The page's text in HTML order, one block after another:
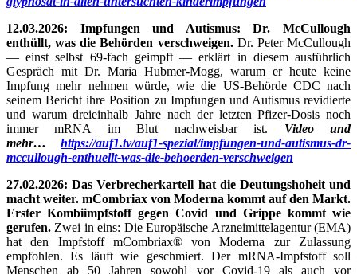
12.03.2026: Impfungen und Autismus: Dr. McCullough
enthüllt, was die Behörden verschweigen. Dr. Peter McCullough
— einst selbst 69-fach geimpft — erklärt in diesem ausführlich
Gespräch mit Dr. Maria Hubmer-Mogg, warum er heute keine
Impfung mehr nehmen würde, wie die US-Behörde CDC nach
seinem Bericht ihre Position zu Impfungen und Autismus revidierte
und warum dreieinhalb Jahre nach der letzten Pfizer-Dosis noch
immer mRNA im Blut nachweisbar ist. Video und
mehr… https://auf1.tv/auf1-spezial/impfungen-und-autismus-dr-
mccullough-enthuellt-was-die-behoerden-verschweigen
27.02.2026: Das Verbrecherkartell hat die Deutungshoheit und
macht weiter. mCombriax von Moderna kommt auf den Markt.
Erster Kombiimpfstoff gegen Covid und Grippe kommt wie
gerufen. Zwei in eins: Die Europäische Arzneimittelagentur (EMA)
hat den Impfstoff mCombriax® von Moderna zur Zulassung
empfohlen. Es läuft wie geschmiert. Der mRNA-Impfstoff soll
Menschen ab 50 Jahren sowohl vor Covid-19 als auch vor